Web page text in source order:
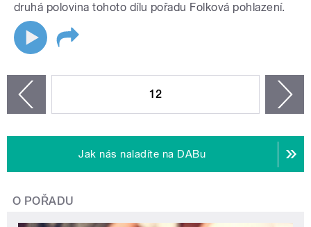
druhá polovina tohoto dílu pořadu Folková pohlazení.
12
Jak nás naladíte na DABu
O POŘADU